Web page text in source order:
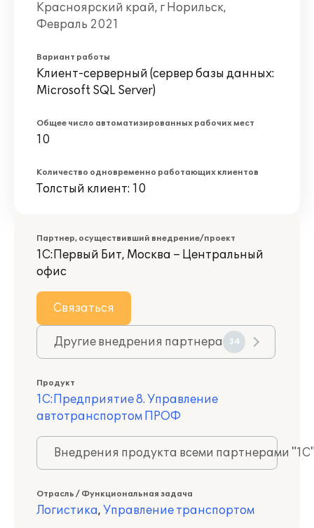
Красноярский край, г Норильск,
Февраль 2021
Вариант работы
Клиент-серверный (сервер базы данных:
Microsoft SQL Server)
Общее число автоматизированных рабочих мест
10
Количество одновременно работающих клиентов
Толстый клиент: 10
Партнер, осуществивший внедрение/проект
1С:Первый Бит, Москва – Центральный
офис
Связаться
Другие внедрения партнера 34
Продукт
1С:Предприятие 8. Управление
автотранспортом ПРОФ
Внедрения продукта всеми партнерами
Отрасль / Функциональная задача
Логистика, Управление транспортом